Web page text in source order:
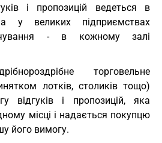
і пропозицій ведеться в
у великих підприємствах
- в кожному залі
торговельне
лотків, столиків тощо)
відгуків і пропозицій, яка
місці і надається покупцю
його вимогу.